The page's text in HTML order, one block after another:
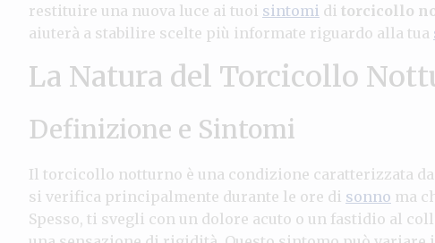
restituire una nuova luce ai tuoi sintomi di torcicollo
aiuterà a stabilire scelte più informate riguardo alla tua
La Natura del Torcicollo
Definizione e Sintomi
Il torcicollo notturno è una condizione caratterizzata da
si verifica principalmente durante le ore di sonno ma
Spesso, ti svegli con un dolore acuto o un fastidio al